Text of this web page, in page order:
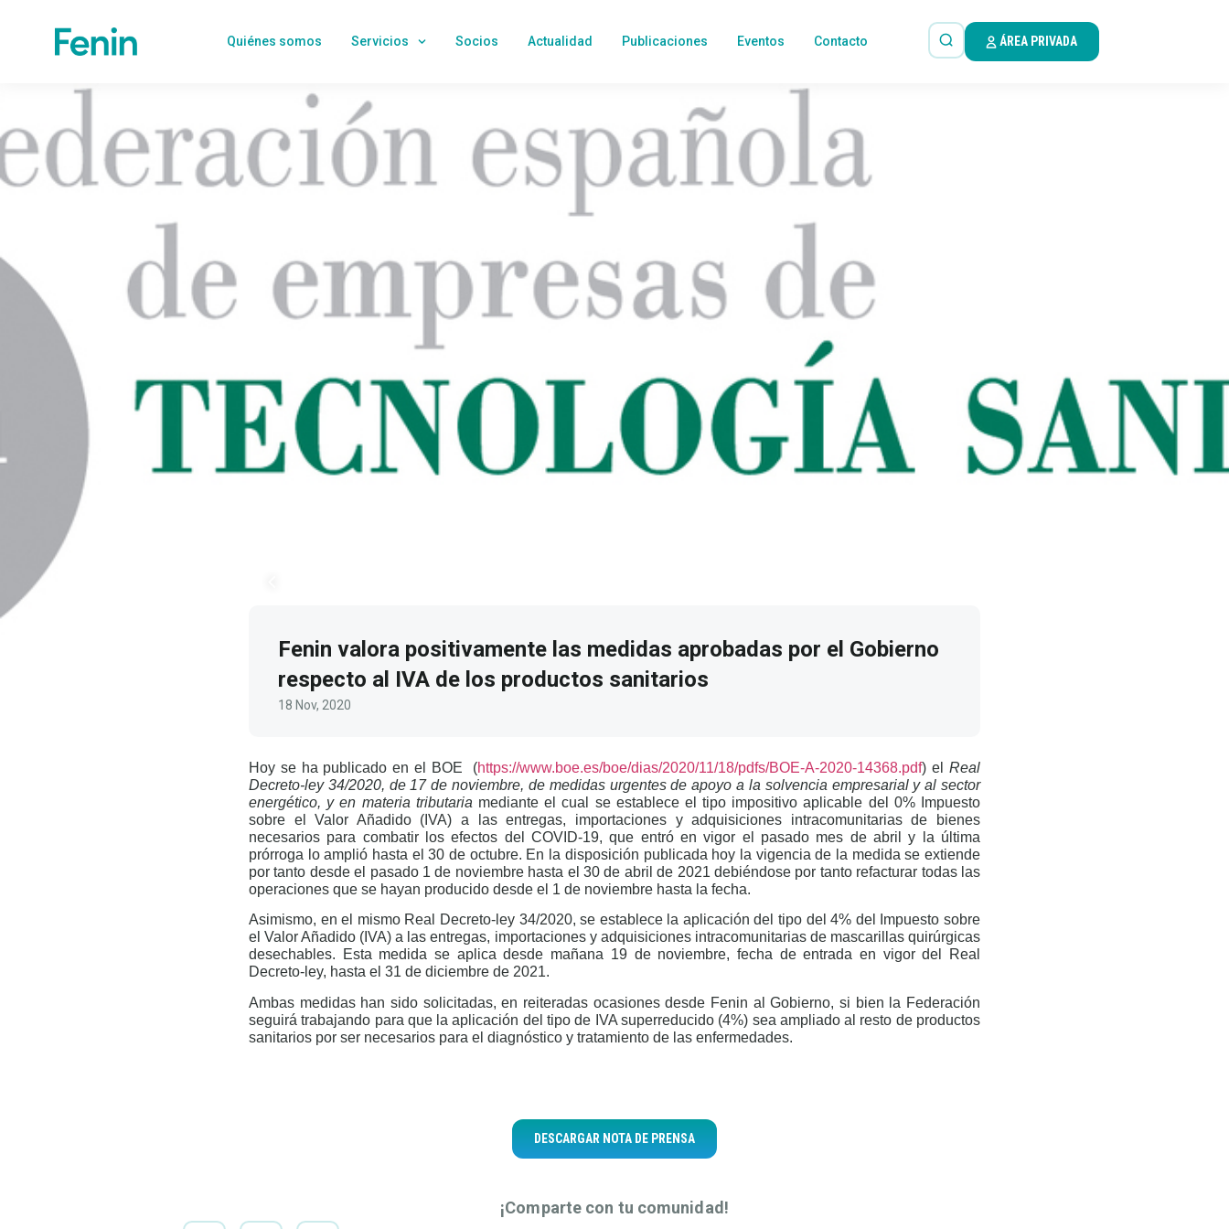
Quiénes somos Servicios Socios Actualidad Publicaciones Eventos Contacto ÁREA PRIVADA
Fenin valora positivamente las medidas aprobadas por el Gobierno
respecto al IVA de los productos sanitarios
18 Nov, 2020
Hoy se ha publicado en el BOE (https://www.boe.es/boe/dias/2020/11/18/pdfs/BOE-A-2020-14368.pdf) elReal
Decreto-ley 34/2020, de 17 de noviembre, de medidas urgentes de apoyo a la solvencia empresarial y al sector
energético, y en materia tributaria mediante el cual se establece el tipo impositivo aplicable del 0% Impuesto
sobre el Valor Añadido (IVA) a las entregas, importaciones y adquisiciones intracomunitarias de bienes
necesarios para combatir los efectos del COVID-19, que entró en vigor el pasado mes de abril y la última
prórroga lo amplió hasta el 30 de octubre. En la disposición publicada hoy la vigencia de la medida se extiende
por tanto desde el pasado 1 de noviembre hasta el 30 de abril de 2021 debiéndose por tanto refacturar todas las
operaciones que se hayan producido desde el 1 de noviembre hasta la fecha.
Asimismo, en el mismo Real Decreto-ley 34/2020, se establece la aplicación del tipo del 4% del Impuesto sobre
el Valor Añadido (IVA) a las entregas, importaciones y adquisiciones intracomunitarias de mascarillas quirúrgicas
desechables. Esta medida se aplica desde mañana 19 de noviembre, fecha de entrada en vigor del Real
Decreto-ley, hasta el 31 de diciembre de 2021.
Ambas medidas han sido solicitadas, en reiteradas ocasiones desde Fenin al Gobierno, si bien la Federación
seguirá trabajando para que la aplicación del tipo de IVA superreducido (4%) sea ampliado al resto de productos
sanitarios por ser necesarios para el diagnóstico y tratamiento de las enfermedades.
DESCARGAR NOTA DE PRENSA
¡Comparte con tu comunidad!